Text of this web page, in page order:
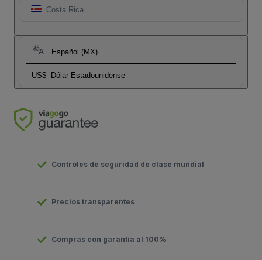
Costa Rica
Español (MX)
US$ Dólar Estadounidense
Controles de seguridad de clase mundial
Precios transparentes
Compras con garantía al 100%